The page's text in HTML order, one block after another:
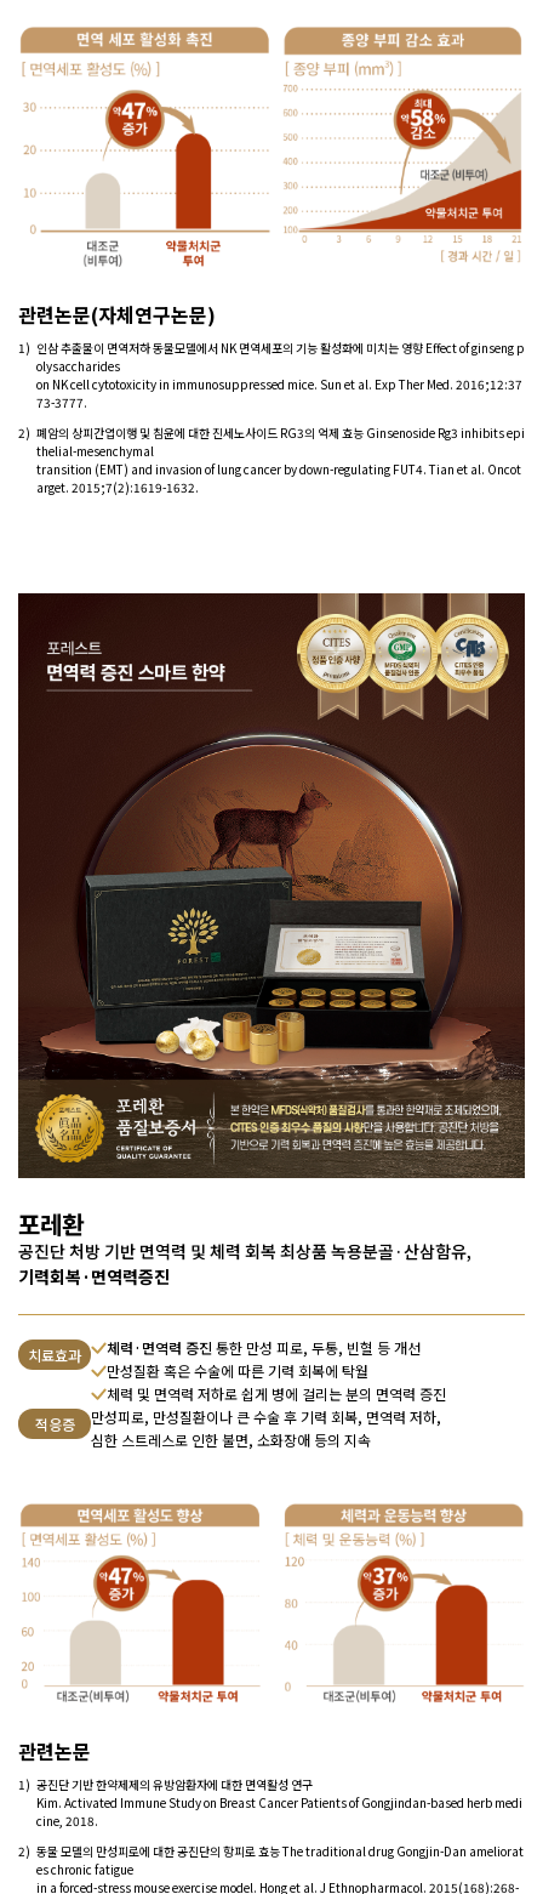
관련논문(자체연구논문)
1) 인삼 추출물이 면역저하 동물모델에서 NK 면역세포의 기능 활성화에 미치는 영향 Effect of ginseng p
olysaccharides
on NK cell cytotoxicity in immunosuppressed mice. Sun et al. Exp Ther Med. 2016;12:37
73-3777.
2) 폐암의 상피간엽이행 및 침윤에 대한 진세노사이드 RG3의 억제 효능 Ginsenoside Rg3 inhibits epi
thelial-mesenchymal
transition (EMT) and invasion of lung cancer by down-regulating FUT4. Tian et al. Oncot
arget. 2015;7(2):1619-1632.
포레환
공진단 처방 기반 면역력 및 체력 회복 최상품 녹용분골·산삼함유,
기력회복·면역력증진
치료효과 체력·면역력 증진 통한 만성 피로, 두통, 빈혈 등 개선
만성질환 혹은 수술에 따른 기력 회복에 탁월
체력 및 면역력 저하로 쉽게 병에 걸리는 분의 면역력 증진
적응증
만성피로, 만성질환이나 큰 수술 후 기력 회복, 면역력 저하,
심한 스트레스로 인한 불면, 소화장애 등의 지속
관련논문
1) 공진단 기반 한약제제의 유방암환자에 대한 면역활성 연구
Kim. Activated Immune Study on Breast Cancer Patients of Gongjindan-based herb medi
cine, 2018.
2) 동물 모델의 만성피로에 대한 공진단의 항피로 효능 The traditional drug Gongjin-Dan ameliorat
es chronic fatigue
in a forced-stress mouse exercise model. Hong et al. J Ethnopharmacol. 2015(168):268-